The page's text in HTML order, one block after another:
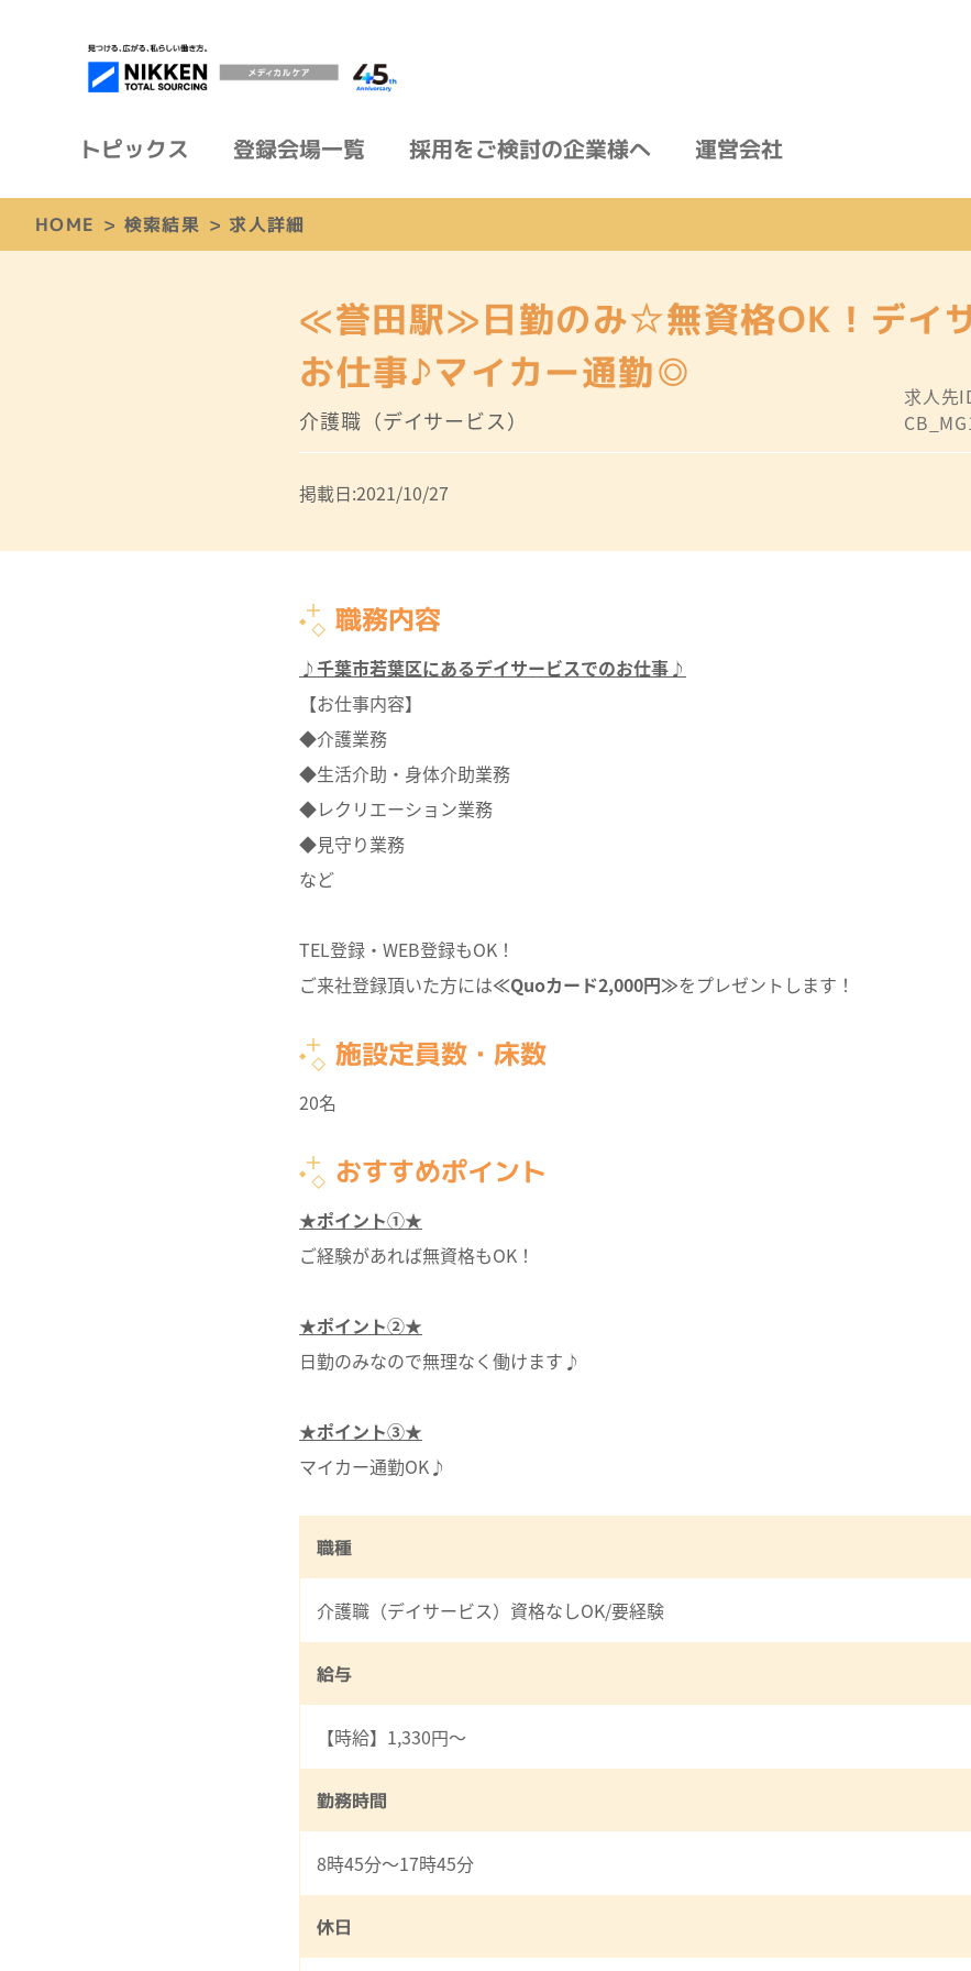
トピックス 登録会場一覧 採用をご検討の企業様へ 運営会社
HOME > 検索結果 > 求人詳細
≪誉田駅≫日勤のみ☆無資格OK！デイ
お仕事♪マイカー通勤◎
介護職（デイサービス）
求人先
掲載日:2021/10/27
職務内容
♪千葉市若葉区にあるデイサービスでのお仕事♪
【お仕事内容】
◆介護業務
◆生活介助・身体介助業務
◆レクリエーション業務
◆見守り業務
など
TEL登録・WEB登録もOK！
ご来社登録頂いた方には≪Quoカード2,000円≫をプレゼントします！
施設定員数・床数
20名
おすすめポイント
★ポイント①★
ご経験があれば無資格もOK！
★ポイント②★
日勤のみなので無理なく働けます♪
★ポイント③★
マイカー通勤OK♪
職種
介護職（デイサービス）資格なしOK/要経験
給与
【時給】1,330円～
勤務時間
8時45分～17時45分
休日